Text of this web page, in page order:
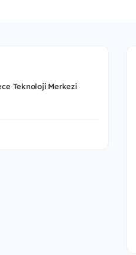
Teknoloji Merkezi